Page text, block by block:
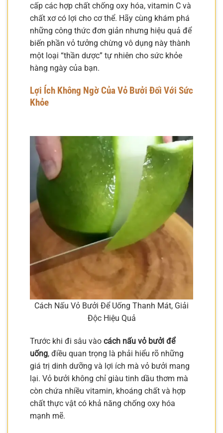
cấp các hợp chất chống oxy hóa, vitamin C và
chất xơ có lợi cho cơ thể. Hãy cùng khám phá
những công thức đơn giản nhưng hiệu quả để
biến phần vỏ tưởng chừng vô dụng này thành
một loại “thần dược” tự nhiên cho sức khỏe
hàng ngày của bạn.
Lợi Ích Không Ngờ Của Vỏ Bưởi Đối Với Sức
Khỏe
Cách Nấu Vỏ Bưởi Để Uống Thanh Mát, Giải
Độc Hiệu Quả
Trước khi đi sâu vào cách nấu vỏ bưởi để
uống, điều quan trọng là phải hiểu rõ những
giá trị dinh dưỡng và lợi ích mà vỏ bưởi mang
lại. Vỏ bưởi không chỉ giàu tinh dầu thơm mà
còn chứa nhiều vitamin, khoáng chất và hợp
chất thực vật có khả năng chống oxy hóa
mạnh mẽ.